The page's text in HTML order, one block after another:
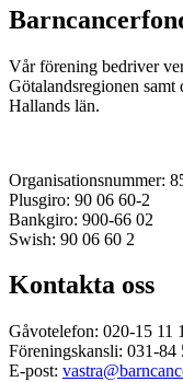
Vår förening bedriver
Götalandsregionen
Hallands län.
Organisationsnummer:
Plusgiro: 90 06 60-2
Bankgiro: 900-66 02
Swish: 90 06 60 2
Kontakta oss
Gåvotelefon: 020-15 11
Föreningskansli: 031-84
E-post: